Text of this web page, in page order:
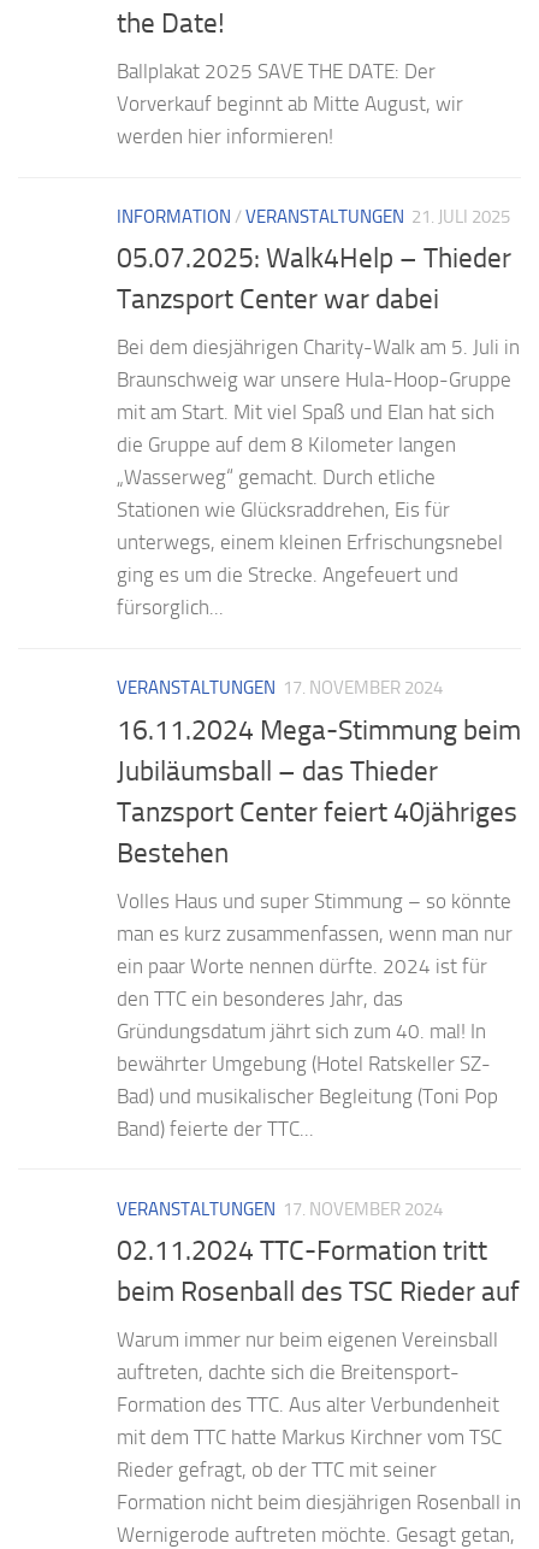
the Date!
Ballplakat 2025 SAVE THE DATE: Der
Vorverkauf beginnt ab Mitte August, wir
werden hier informieren!
INFORMATION /VERANSTALTUNGEN 21. JULI 2025
05.07.2025: Walk4Help – Thieder
Tanzsport Center war dabei
Bei dem diesjährigen Charity-Walk am 5. Juli in
Braunschweig war unsere Hula-Hoop-Gruppe
mit am Start. Mit viel Spaß und Elan hat sich
die Gruppe auf dem 8 Kilometer langen
„Wasserweg“ gemacht. Durch etliche
Stationen wie Glücksraddrehen, Eis für
unterwegs, einem kleinen Erfrischungsnebel
ging es um die Strecke. Angefeuert und
fürsorglich...
VERANSTALTUNGEN 17. NOVEMBER 2024
16.11.2024 Mega-Stimmung beim
Jubiläumsball – das Thieder
Tanzsport Center feiert 40jähriges
Bestehen
Volles Haus und super Stimmung – so könnte
man es kurz zusammenfassen, wenn man nur
ein paar Worte nennen dürfte. 2024 ist für
den TTC ein besonderes Jahr, das
Gründungsdatum jährt sich zum 40. mal! In
bewährter Umgebung (Hotel Ratskeller SZ-
Bad) und musikalischer Begleitung (Toni Pop
Band) feierte der TTC...
VERANSTALTUNGEN 17. NOVEMBER 2024
02.11.2024 TTC-Formation tritt
beim Rosenball des TSC Rieder auf
Warum immer nur beim eigenen Vereinsball
auftreten, dachte sich die Breitensport-
Formation des TTC. Aus alter Verbundenheit
mit dem TTC hatte Markus Kirchner vom TSC
Rieder gefragt, ob der TTC mit seiner
Formation nicht beim diesjährigen Rosenball in
Wernigerode auftreten möchte. Gesagt getan,